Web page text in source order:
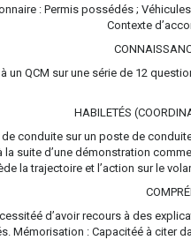
: Permis possédés ;
Contexte
un QCM sur une série de 12
HABILETÉS
conduite sur un poste de
la suite d’une démonstration
la trajectoire et l’action sur le
d’avoir recours à des
Mémorisation : Capacitéé à citer